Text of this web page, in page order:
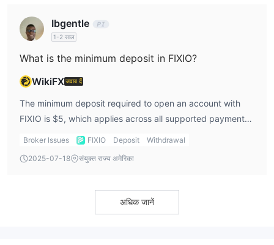
Ibgentle
1-2 साल
What is the minimum deposit in FIXIO?
WikiFXजवाब दें
The minimum deposit required to open an account with
FIXIO is $5, which applies across all supported payment
methods. This allows low-barrier access for new traders.
Broker Issues FIXIO Deposit
Withdrawal
2025-07-18
संयुक्त राज्य अमेरिका
अधिक जानें